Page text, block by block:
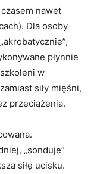
nawet
Dla osoby
płynnie
w
siły mięśni,
przeciążenia.
„sonduje”
siłę ucisku.